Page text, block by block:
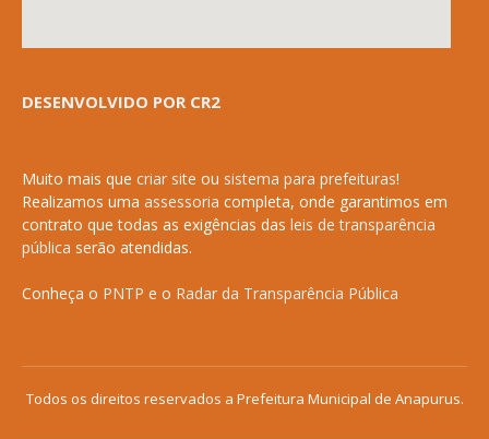
DESENVOLVIDO POR CR2
Muito mais que criar site ou sistema para prefeituras!
Realizamos uma assessoria completa, onde garantimos em
contrato que todas as exigências das leis de transparência
pública serão atendidas.
Conheça o PNTP e o Radar da Transparência Pública
Todos os direitos reservados a Prefeitura Municipal de Anapurus.